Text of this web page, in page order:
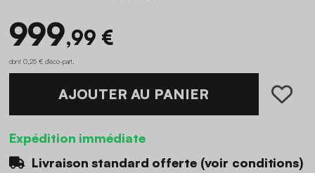
999,99 €
dont 0,25 € d'éco-part
AJOUTER AU PANIER
Expédition immédiate
Livraison standard offerte (voir conditions)